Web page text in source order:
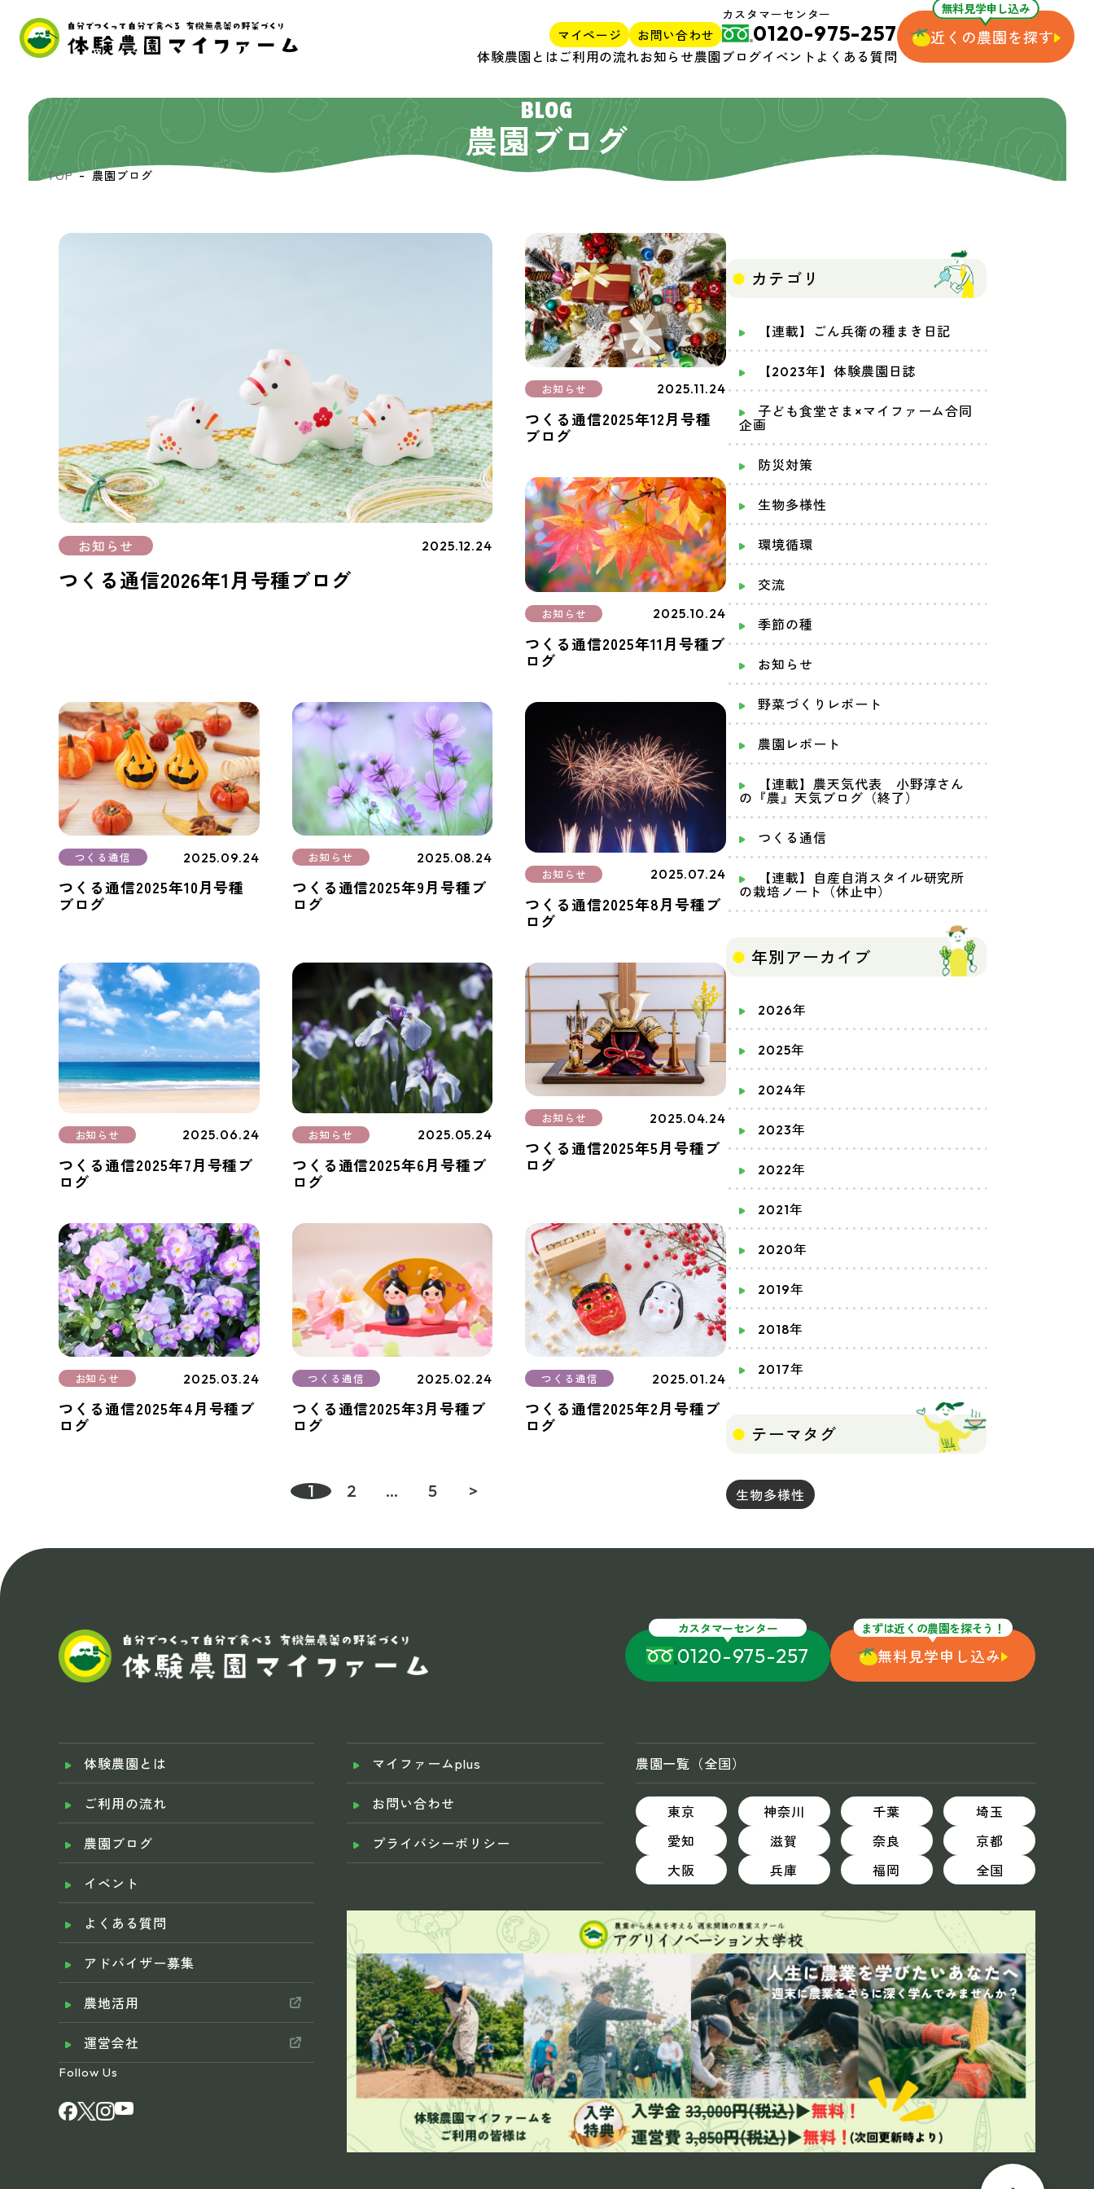
マイページ お問い合わせ
カスタマーセンター
0120-975-257
体験農園とはご利用の流れお知らせ農園ブログイベントよくある質問
無料見学申し込み
近くの農園を探す
BLOG
農園ブログ
TOP 農園ブログ
お知らせ 2025.12.24
つくる通信2026年1月号種ブログ
お知らせ 2025.11.24
つくる通信2025年12月号種
ブログ
お知らせ 2025.10.24
つくる通信2025年11月号種ブ
ログ
つくる通信 2025.09.24
つくる通信2025年10月号種
ブログ
お知らせ 2025.08.24
つくる通信2025年9月号種ブ
ログ
お知らせ 2025.07.24
つくる通信2025年8月号種ブ
ログ
お知らせ 2025.06.24
つくる通信2025年7月号種ブ
ログ
お知らせ 2025.05.24
つくる通信2025年6月号種ブ
ログ
お知らせ 2025.04.24
つくる通信2025年5月号種ブ
ログ
お知らせ 2025.03.24
つくる通信2025年4月号種ブ
ログ
つくる通信 2025.02.24
つくる通信2025年3月号種ブ
ログ
つくる通信 2025.01.24
つくる通信2025年2月号種ブ
ログ
1 2 … 5 >
カテゴリ
【連載】ごん兵衛の種まき日記
【2023年】体験農園日誌
子ども食堂さま×マイファーム合同
企画
防災対策
生物多様性
環境循環
交流
季節の種
お知らせ
野菜づくりレポート
農園レポート
【連載】農天気代表 小野淳さん
の『農』天気ブログ（終了）
つくる通信
【連載】自産自消スタイル研究所
の栽培ノート（休止中）
年別アーカイブ
2026年
2025年
2024年
2023年
2022年
2021年
2020年
2019年
2018年
2017年
テーマタグ
生物多様性
カスタマーセンター
0120-975-257
まずは近くの農園を探そう！
無料見学申し込み
体験農園とは
ご利用の流れ
農園ブログ
イベント
よくある質問
アドバイザー募集
農地活用
運営会社
Follow Us
マイファームplus
お問い合わせ
プライバシーポリシー
農園一覧（全国）
東京 神奈川 千葉
埼玉
愛知
滋賀 奈良
京都
大阪
兵庫 福岡 全国